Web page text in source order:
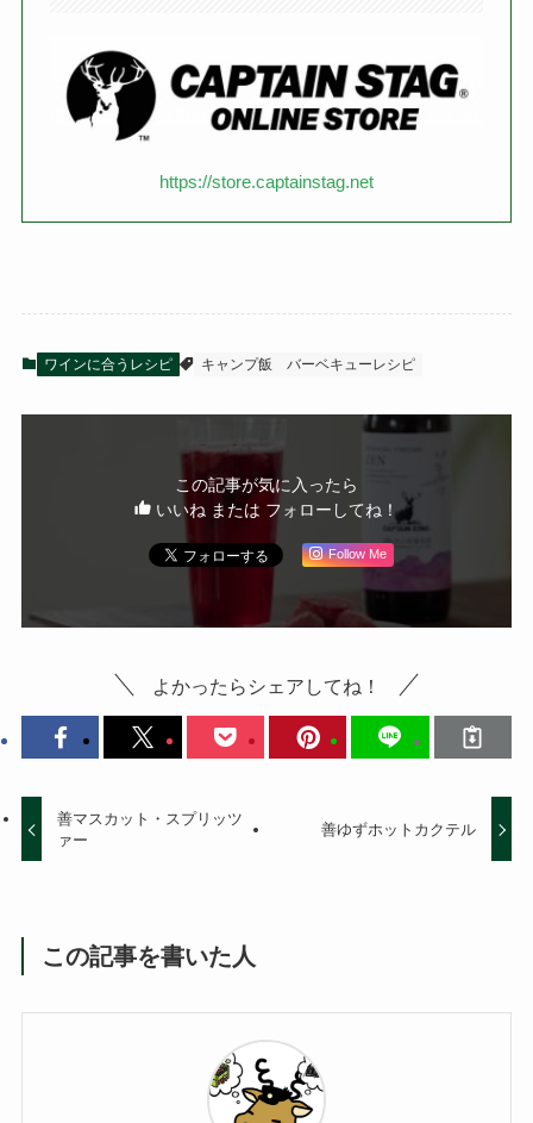
https://store.captainstag.net
ワインに合うレシピ キャンプ飯 バーベキューレシピ
この記事が気に入ったら
いいね または フォローしてね！
Follow Me
よかったらシェアしてね！
善マスカット・スプリッツ
ァー
善ゆずホットカクテル
この記事を書いた人